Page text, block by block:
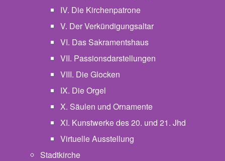
IV. Die Kirchenpatrone
V. Der Verkündigungsaltar
VI. Das Sakramentshaus
VII. Passionsdarstellungen
VIII. Die Glocken
IX. Die Orgel
X. Säulen und Ornamente
XI. Kunstwerke des 20. und 21. Jhd
Virtuelle Ausstellung
Stadtkirche